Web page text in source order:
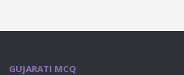
GUJARATI MCQ